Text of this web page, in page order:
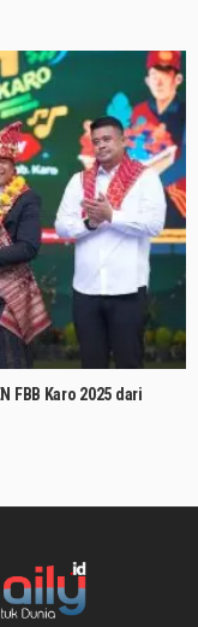
FBB Karo 2025 dari